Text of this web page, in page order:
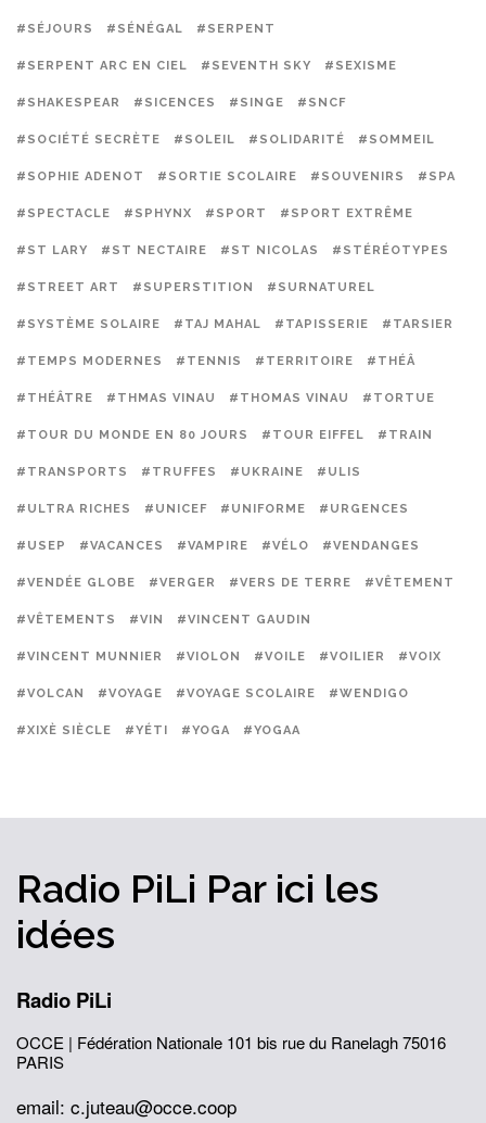
#SÉJOURS #SÉNÉGAL #SERPENT
#SERPENT ARC EN CIEL #SEVENTH SKY #SEXISME
#SHAKESPEAR #SICENCES #SINGE #SNCF
#SOCIÉTÉ SECRÈTE #SOLEIL #SOLIDARITÉ #SOMMEIL
#SOPHIE ADENOT #SORTIE SCOLAIRE #SOUVENIRS #SPA
#SPECTACLE #SPHYNX #SPORT #SPORT EXTRÊME
#ST LARY #ST NECTAIRE #ST NICOLAS #STÉRÉOTYPES
#STREET ART #SUPERSTITION #SURNATUREL
#SYSTÈME SOLAIRE #TAJ MAHAL #TAPISSERIE #TARSIER
#TEMPS MODERNES #TENNIS #TERRITOIRE #THÉÂ
#THÉÂTRE #THMAS VINAU #THOMAS VINAU #TORTUE
#TOUR DU MONDE EN 80 JOURS #TOUR EIFFEL #TRAIN
#TRANSPORTS #TRUFFES #UKRAINE #ULIS
#ULTRA RICHES #UNICEF #UNIFORME #URGENCES
#USEP #VACANCES #VAMPIRE #VÉLO #VENDANGES
#VENDÉE GLOBE #VERGER #VERS DE TERRE #VÊTEMENT
#VÊTEMENTS #VIN #VINCENT GAUDIN
#VINCENT MUNNIER #VIOLON #VOILE #VOILIER #VOIX
#VOLCAN #VOYAGE #VOYAGE SCOLAIRE #WENDIGO
#XIXÈ SIÈCLE #YÉTI #YOGA #YOGAA
Radio PiLi Par ici les
idées
Radio PiLi
OCCE | Fédération Nationale 101 bis rue du Ranelagh75016
PARIS
email: c.juteau@occe.coop